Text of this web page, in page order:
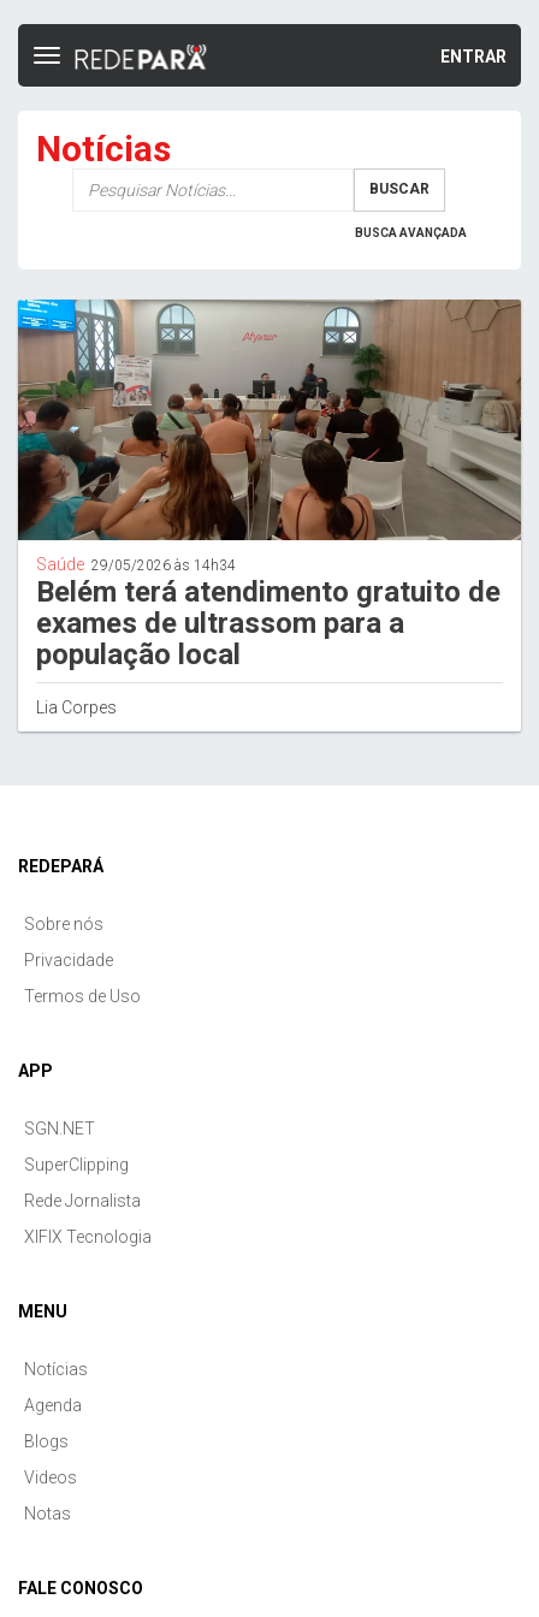
ENTRAR
Toggle
Notícias
BUSCAR
BUSCA AVANÇADA
Saúde 29/05/2026 às 14h34
Belém terá atendimento gratuito de
exames de ultrassom para a
população local
Lia Corpes
REDEPARÁ
Sobre nós
Privacidade
Termos de Uso
APP
SGN.NET
SuperClipping
Rede Jornalista
XIFIX Tecnologia
MENU
Notícias
Agenda
Blogs
Videos
Notas
FALE CONOSCO